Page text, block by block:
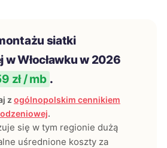
siatki
Włocławku w 2026
zł / mb .
z ogólnopolskim cennikiem
.
się w tym regionie dużą
uśrednione koszty za